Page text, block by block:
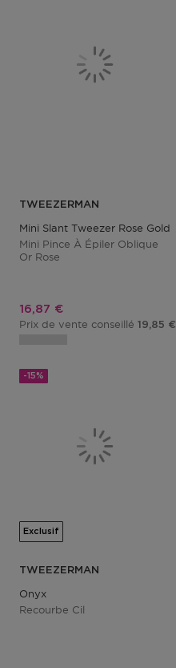
TWEEZERMAN
Mini Slant Tweezer Rose Gold
Mini Pince À Épiler Oblique
Or Rose
Prix promotionnel
16,87 €
Prix de vente conseillé 19,85 €
-15%
Exclusif
TWEEZERMAN
Onyx
Recourbe Cil